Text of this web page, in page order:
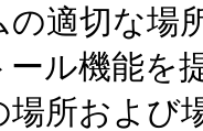
適切な場
ール機能を
所および